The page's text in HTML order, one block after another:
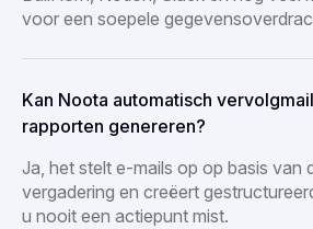
voor een soepele
Kan Noota automatisch
rapporten genereren?
Ja, het stelt e-mails op op basis van
vergadering en creëert
u nooit een actiepunt mist.